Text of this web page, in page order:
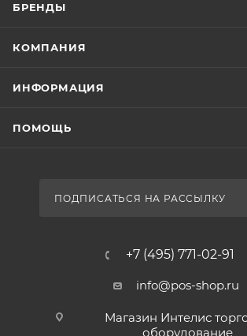
БРЕНДЫ
КОМПАНИЯ
ИНФОРМАЦИЯ
ПОМОЩЬ
ПОДПИСАТЬСЯ НА РАССЫЛКУ
+7 (495) 771-02-91
info@pos-shop.ru
Магазин Интелис
оборудование